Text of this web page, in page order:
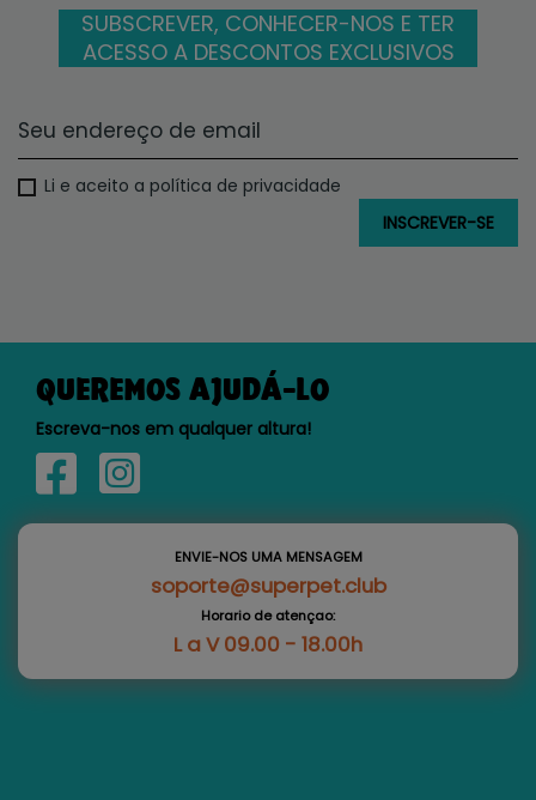
SUBSCREVER, CONHECER-NOS E TER
ACESSO A DESCONTOS EXCLUSIVOS
Li e aceito a política de privacidade
QUEREMOS AJUDÁ-LO
Escreva-nos em qualquer altura!
ENVIE-NOS UMA MENSAGEM
soporte@superpet.club
Horario de atençao:
L a V 09.00 - 18.00h